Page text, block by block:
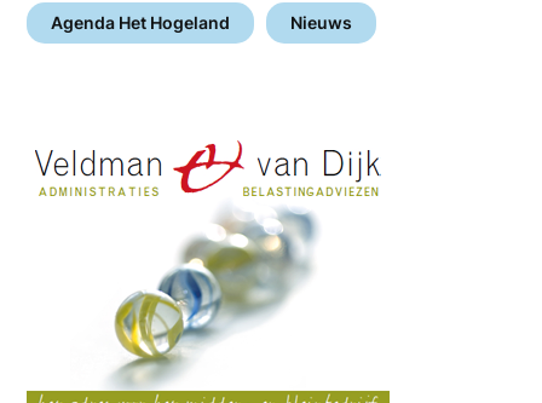
Agenda Het Hogeland Nieuws